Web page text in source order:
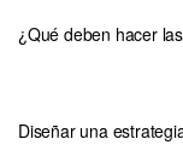
¿Qué deben hacer
Diseñar una